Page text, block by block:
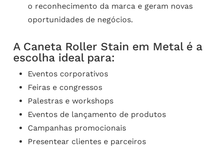
o reconhecimento da marca e geram novas
oportunidades de negócios.
A Caneta Roller Stain em Metal é a
escolha ideal para:
Eventos corporativos
Feiras e congressos
Palestras e workshops
Eventos de lançamento de produtos
Campanhas promocionais
Presentear clientes e parceiros